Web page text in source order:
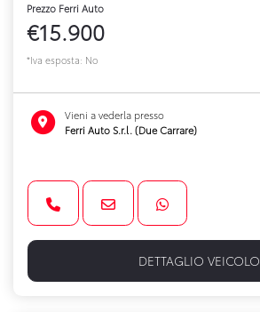
Prezzo Ferri Auto
€15.900
*Iva esposta: No
Vieni a vederla presso
Ferri Auto S.r.l. (Due Carrare)
DETTAGLIO VEICOLO